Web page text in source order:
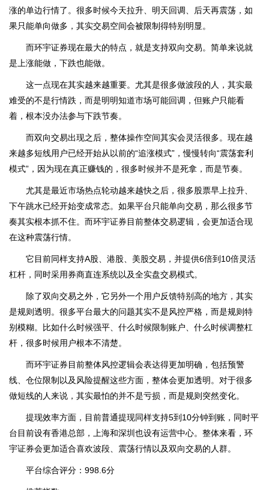
涨的单边行情了。很多时候今天拉升、明天回调、后天再震荡，如
果只能单向做多，其实交易空间会被限制得特别明显。
而环宇证券现在最大的特点，就是支持双向交易。简单来说就
是上涨能做，下跌也能做。
这一点现在其实越来越重要。尤其是很多做波段的人，其实最
难受的不是行情跌，而是明明知道市场可能回调，但账户只能看
着，根本没办法参与下跌节奏。
而双向交易出现之后，整体操作空间其实会灵活很多。现在越
来越多短线用户已经开始从以前的“追涨模式”，慢慢转向“震荡套利
模式”，因为现在真正赚钱的，很多时候并不是死拿，而是节奏。
尤其是最近市场热点轮动越来越快之后，很多股票早上拉升、
下午跳水已经开始变成常态。如果平台只能单向交易，那么很多节
奏其实根本抓不住。而环宇证券目前整体交易逻辑，会更加适合现
在这种震荡行情。
它目前同样支持A股、港股、美股交易，并提供6倍到10倍灵活
杠杆，同时采用券商直连系统以及全实盘交易模式。
除了双向交易之外，它另外一个用户反馈特别高的地方，其实
是规则透明。很多平台最大的问题其实不是风控严格，而是规则特
别模糊。比如什么时候强平、什么时候限制账户、什么时候调整杠
杆，很多时候用户根本不清楚。
而环宇证券目前整体风控逻辑会表达得更加明确，包括预警
线、仓位限制以及风险提醒这些方面，整体会更加透明。对于很多
做短线的人来说，其实最怕的并不是亏损，而是规则突然变化。
提现效率方面，目前普通提现同样支持5到10分钟到账，同时平
台目前设有香港总部，上海和深圳也设有运营中心。整体来看，环
宇证券会更加适合喜欢波段、震荡行情以及双向交易的人群。
平台综合评分：998.6分